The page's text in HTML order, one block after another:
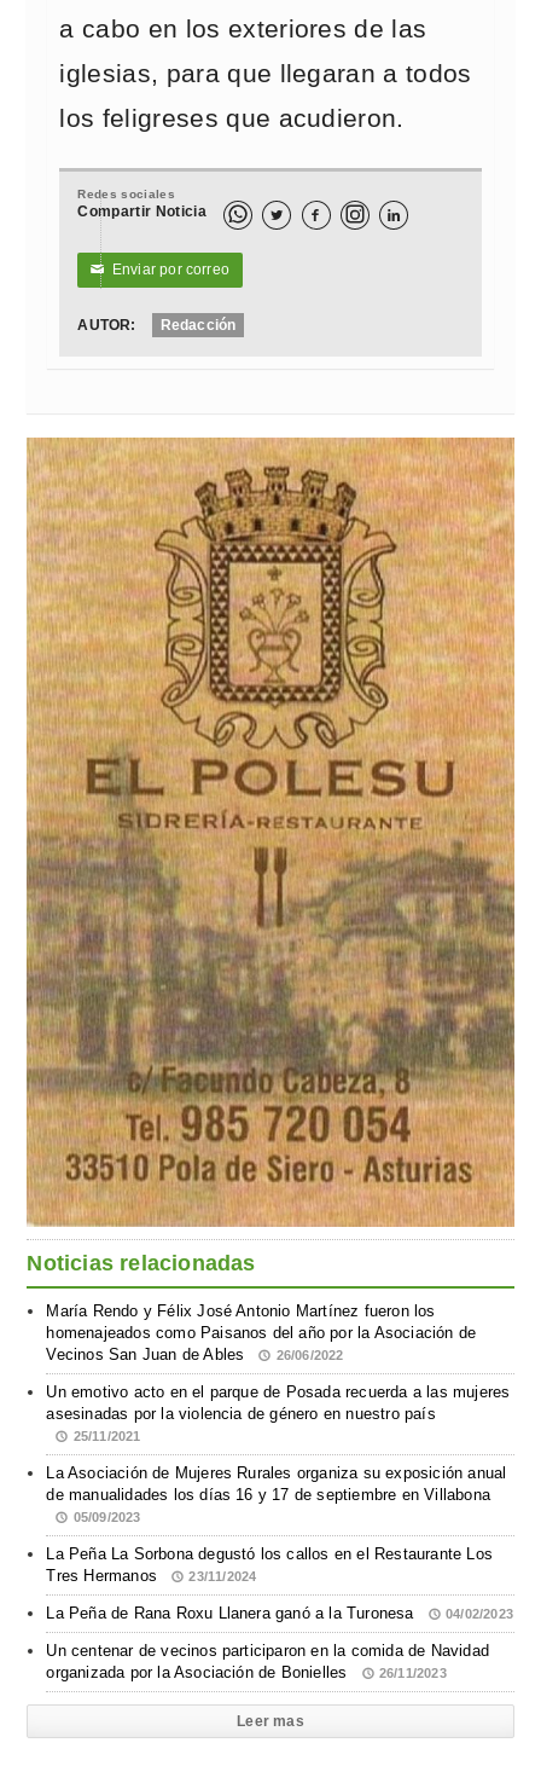
a cabo en los exteriores de las
iglesias, para que llegaran a todos
los feligreses que acudieron.
Redes sociales
Compartir Noticia   
✉ Enviar por correo
AUTOR: Redacción
Noticias relacionadas
María Rendo y Félix José Antonio Martínez fueron los
homenajeados como Paisanos del año por la Asociación de
Vecinos San Juan de Ables
26/06/2022
Un emotivo acto en el parque de Posada recuerda a las mujeres
asesinadas por la violencia de género en nuestro país
25/11/2021
La Asociación de Mujeres Rurales organiza su exposición anual
de manualidades los días 16 y 17 de septiembre en Villabona
05/09/2023
La Peña La Sorbona degustó los callos en el Restaurante Los
Tres Hermanos
23/11/2024
La Peña de Rana Roxu Llanera ganó a la Turonesa 04/02/2023
Un centenar de vecinos participaron en la comida de Navidad
organizada por la Asociación de Bonielles
26/11/2023
Leer mas